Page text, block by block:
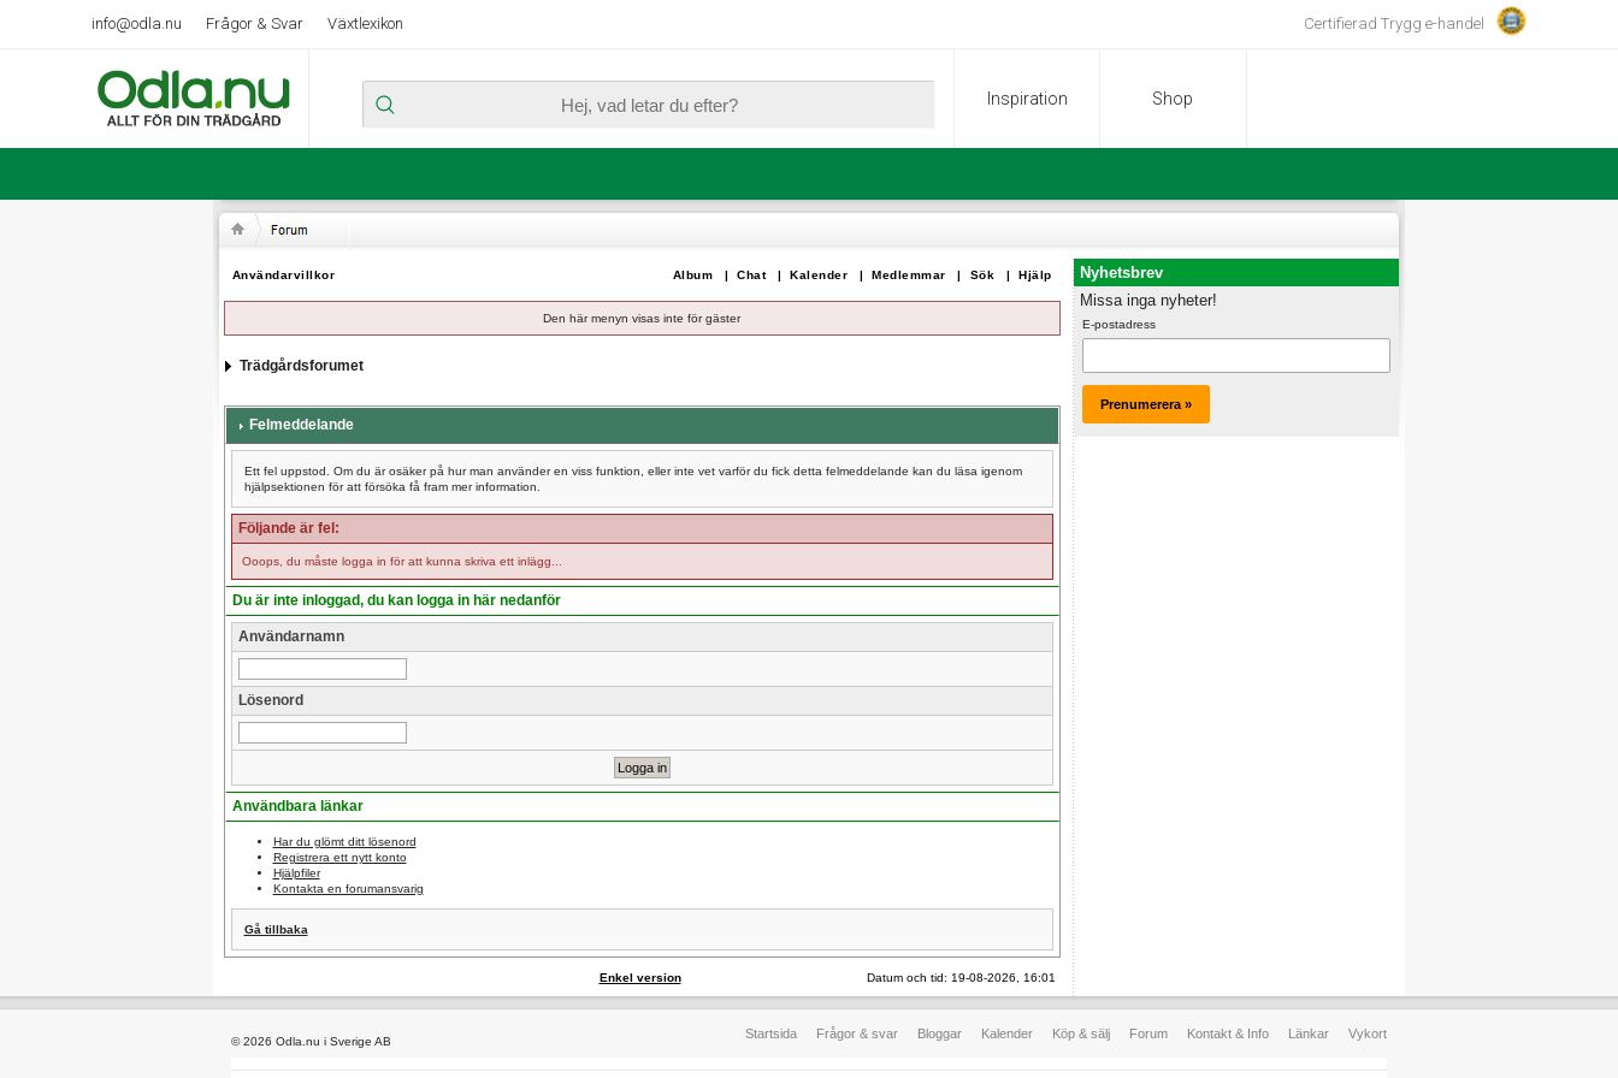
info@odla.nu Frågor & Svar Växtlexikon Certifierad Trygg e-handel
Inspiration Shop
Användarvillkor Hjälp
Sök |
Medlemmar |
Kalender |
Chat |
Album |
Den här menyn visas inte för gäster
Trädgårdsforumet
Felmeddelande
Ett fel uppstod. Om du är osäker på hur man använder en viss funktion, eller inte vet varför du fick detta felmeddelande kan du läsa igenom
hjälpsektionen för att försöka få fram mer information.
Följande är fel:
Ooops, du måste logga in för att kunna skriva ett inlägg...
Du är inte inloggad, du kan logga in här nedanför
Användarnamn
Lösenord
Användbara länkar
Har du glömt ditt lösenord
Registrera ett nytt konto
Hjälpfiler
Kontakta en forumansvarig
Gå tillbaka
Enkel version Datum och tid: 19-08-2026, 16:01
Nyhetsbrev
Missa inga nyheter!
E-postadress
© 2026 Odla.nu i Sverige AB
Startsida Frågor & svar Bloggar Kalender Köp & sälj Forum Kontakt & Info Länkar Vykort